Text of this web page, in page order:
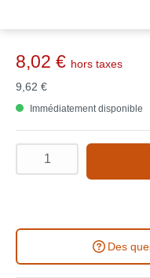
8,02 € hors taxes
9,62 €
Immédiatement disponible
Des